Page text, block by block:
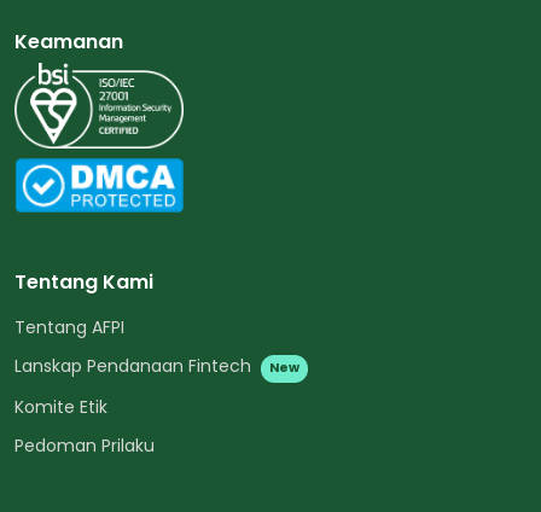
Keamanan
Tentang Kami
Tentang AFPI
Lanskap Pendanaan Fintech
New
Komite Etik
Pedoman Prilaku